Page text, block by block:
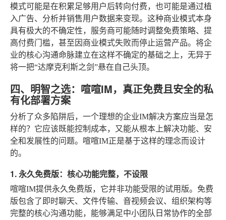
模式可能是在积累足够用户后转向付费，也可能是通过植
入广告、分析并销售用户数据来变现。这种商业模式本身
具有极大的不确定性，服务商可能随时调整免费策略、提
高付费门槛，甚至因商业模式失败而停止运营产品。将企
业的核心沟通命脉建立在这样不确定的基础之上，无异于
将一把“达摩克利斯之剑”悬在自己头顶。
四、明智之选：喧喧IM，真正免费且安全的私
有化部署方案
分析了众多陷阱后，一个理想的企业IM解决方案应当是怎
样的？它应该既能控制成本，又能从根本上解决功能、安
全和发展性的问题。喧喧IM正是基于这样的理念而设计
的。
1. 永久免费版：核心功能完整，不设限
喧喧IM提供永久免费版，它并非功能受限的试用版。免费
版包含了即时聊天、文件传输、音视频会议、组织架构等
完整的核心沟通功能，能够满足中小团队日常协作的全部